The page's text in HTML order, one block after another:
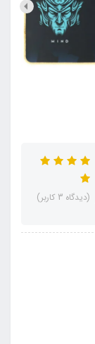
(دیدگاه 3 کاربر)